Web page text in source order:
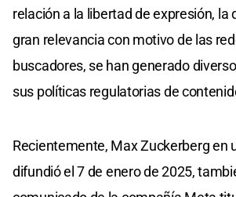
relación a la libertad de expresión, la
gran relevancia con motivo de las
buscadores, se han generado
sus políticas regulatorias de
Recientemente, Max Zuckerberg en
difundió el 7 de enero de 2025,